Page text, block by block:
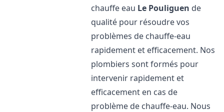
chauffe eau Le Pouliguen de
qualité pour résoudre vos
problèmes de chauffe-eau
rapidement et efficacement. Nos
plombiers sont formés pour
intervenir rapidement et
efficacement en cas de
problème de chauffe-eau. Nous